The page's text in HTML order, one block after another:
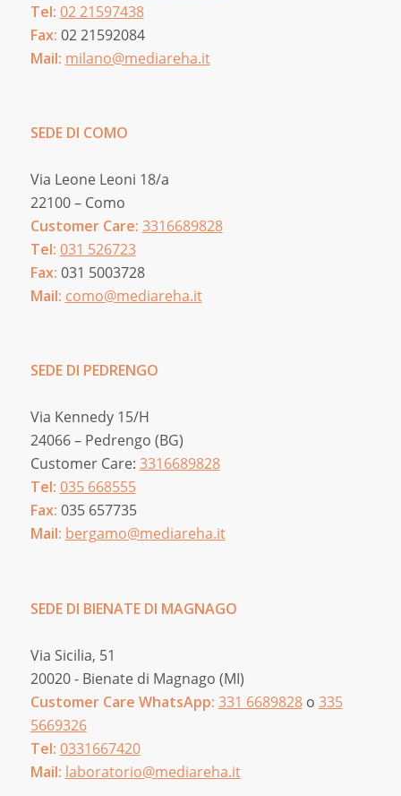
Tel: 02 21597438
Fax: 02 21592084
Mail: milano@mediareha.it
SEDE DI COMO
Via Leone Leoni 18/a
22100 – Como
Customer Care: 3316689828
Tel: 031 526723
Fax: 031 5003728
Mail: como@mediareha.it
SEDE DI PEDRENGO
Via Kennedy 15/H
24066 – Pedrengo (BG)
Customer Care: 3316689828
Tel: 035 668555
Fax: 035 657735
Mail: bergamo@mediareha.it
SEDE DI BIENATE DI MAGNAGO
Via Sicilia, 51
20020 - Bienate di Magnago (MI)
Customer Care WhatsApp: 331 6689828o 335
5669326
Tel: 0331667420
Mail: laboratorio@mediareha.it